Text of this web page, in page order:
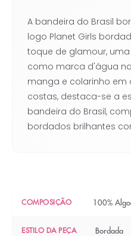
A bandeira do Brasil
logo Planet Girls
toque de glamour,
como marca d'água
manga e colarinho em
costas, destaca-se a
bandeira do Brasil,
bordados brilhantes
COMPOSIÇÃO 100%
ESTILO DA PEÇA Bordada